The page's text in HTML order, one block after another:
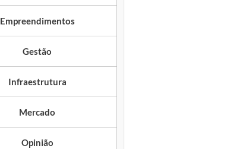
Empreendimentos
Gestão
Infraestrutura
Mercado
Opinião